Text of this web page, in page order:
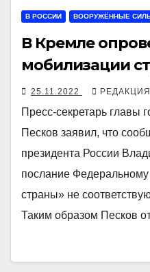
В РОССИИ ВООРУЖЁННЫЕ
В Кремле
мобилизации
25.11.2022 РЕДАКЦИЯ
Пресс-секретарь главы
Песков заявил, что
президента России
послание
страны» не
Таким образом Песков